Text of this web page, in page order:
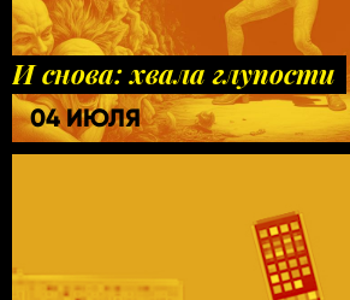
И снова: хвала глупости
04 ИЮЛЯ